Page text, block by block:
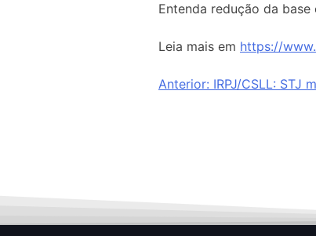
Entenda redução da
Leia mais em https://
Anterior: IRPJ/CSLL: STJ